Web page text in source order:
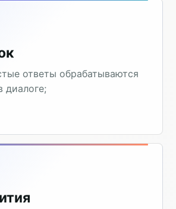
ответы обрабатываются
диалоге;